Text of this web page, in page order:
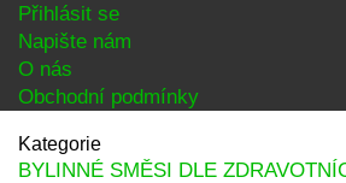
Přihlásit se
Napište nám
O nás
Obchodní podmínky
Kategorie
BYLINNÉ SMĚSI DLE